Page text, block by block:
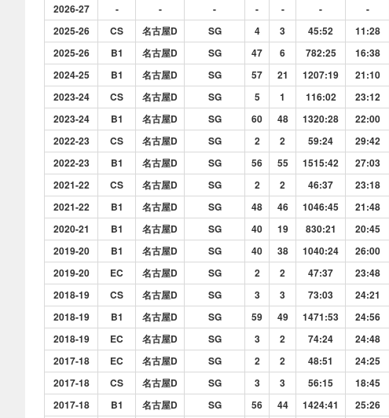
2026-27
- - - - - - -
2025-26
CS 名古屋D SG 4 3 45:52 11:28
2025-26
B1 名古屋D SG 47 6 782:25 16:38
2024-25
B1 名古屋D SG 57 21 1207:19 21:10
2023-24
CS 名古屋D SG 5 1 116:02 23:12
2023-24
B1 名古屋D SG 60 48 1320:28 22:00
2022-23
CS 名古屋D SG 2 2 59:24 29:42
2022-23
B1 名古屋D SG 56 55 1515:42 27:03
2021-22
CS 名古屋D SG 2 2 46:37 23:18
2021-22
B1 名古屋D SG 48 46 1046:45 21:48
2020-21
B1 名古屋D SG 40 19 830:21 20:45
2019-20
B1 名古屋D SG 40 38 1040:24 26:00
2019-20
EC 名古屋D SG 2 2 47:37 23:48
2018-19
CS 名古屋D SG 3 3 73:03 24:21
2018-19
B1 名古屋D SG 59 49 1471:53 24:56
2018-19
EC 名古屋D SG 3 2 74:24 24:48
2017-18
EC 名古屋D SG 2 2 48:51 24:25
2017-18
CS 名古屋D SG 3 3 56:15 18:45
2017-18
B1 名古屋D SG 56 44 1424:41 25:26